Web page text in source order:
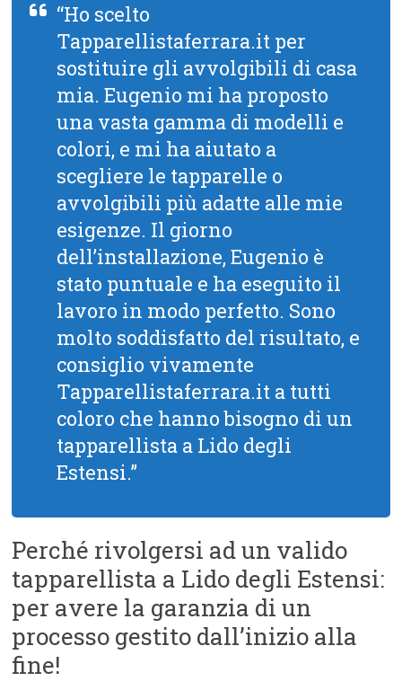
“Ho scelto
Tapparellistaferrara.it per
sostituire gli avvolgibili di casa
mia. Eugenio mi ha proposto
una vasta gamma di modelli e
colori, e mi ha aiutato a
scegliere le tapparelle o
avvolgibili più adatte alle mie
esigenze. Il giorno
dell’installazione, Eugenio è
stato puntuale e ha eseguito il
lavoro in modo perfetto. Sono
molto soddisfatto del risultato, e
consiglio vivamente
Tapparellistaferrara.it a tutti
coloro che hanno bisogno di un
tapparellista a Lido degli
Estensi.”
Perché rivolgersi ad un valido
tapparellista a Lido degli Estensi:
per avere la garanzia di un
processo gestito dall’inizio alla
fine!